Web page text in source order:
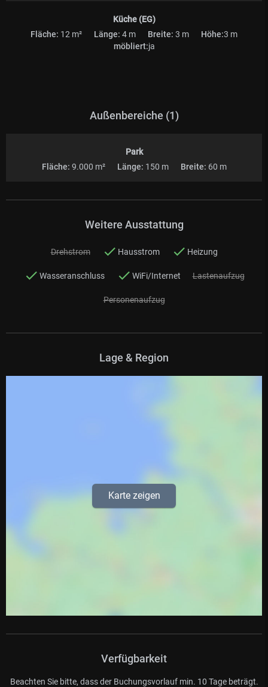
Küche (EG)
Fläche: 12 m² Länge: 4 m Breite: 3 m Höhe:3 m
möbliert:ja
Außenbereiche (1)
Park
Fläche: 9.000 m² Länge: 150 m Breite: 60 m
Weitere Ausstattung
Drehstrom Hausstrom Heizung
Wasseranschluss WiFi/Internet Lastenaufzug
Personenaufzug
Lage & Region
Karte zeigen
Verfügbarkeit
Beachten Sie bitte, dass der Buchungsvorlauf min. 10 Tage beträgt.